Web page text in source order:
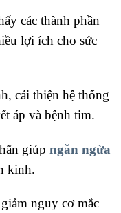
các thành phần
lợi ích cho sức
cải thiện hệ thống
áp và bệnh tim.
giúp ngăn ngừa
kinh.
nguy cơ mắc